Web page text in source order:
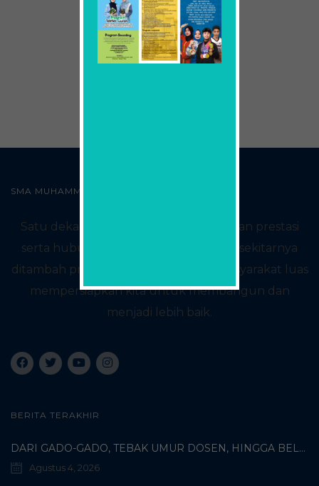
SMA MUHAMMADIYAH2 SURABAYA
Satu dekade yang kaya akan sejarah dan prestasi
serta hubungan baik dengan sekolah sekitarnya
ditambah proses konsultasi dengan masyarakat luas
mempersiapkan kita untuk membangun dan
menjadi lebih baik.
BERITA TERAKHIR
DARI GADO-GADO, TEBAK UMUR DOSEN, HINGGA BELI PECI MUHAMMADIYAH: TERUNGKAPNYA KISAH UNIK 3 MAHASISWA TURKI DI SMAMDA!
Agustus 4, 2026